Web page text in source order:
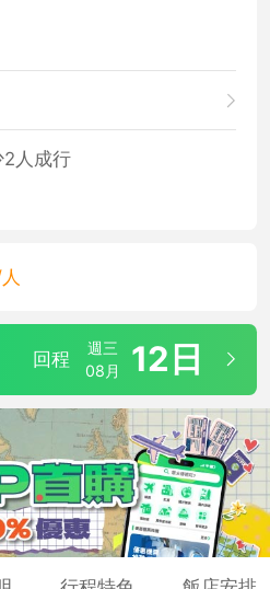
2人成行
回程
週三
08月
12日